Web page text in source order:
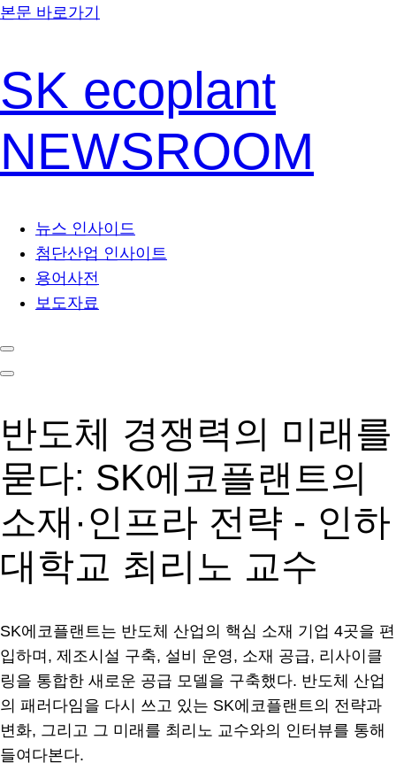
본문 바로가기
SK ecoplant
NEWSROOM
뉴스 인사이드
첨단산업 인사이트
용어사전
보도자료
반도체 경쟁력의 미래를
묻다: SK에코플랜트의
소재·인프라 전략 - 인하
대학교 최리노 교수
SK에코플랜트는 반도체 산업의 핵심 소재 기업 4곳을 편
입하며, 제조시설 구축, 설비 운영, 소재 공급, 리사이클
링을 통합한 새로운 공급 모델을 구축했다. 반도체 산업
의 패러다임을 다시 쓰고 있는 SK에코플랜트의 전략과
변화, 그리고 그 미래를 최리노 교수와의 인터뷰를 통해
들여다본다.